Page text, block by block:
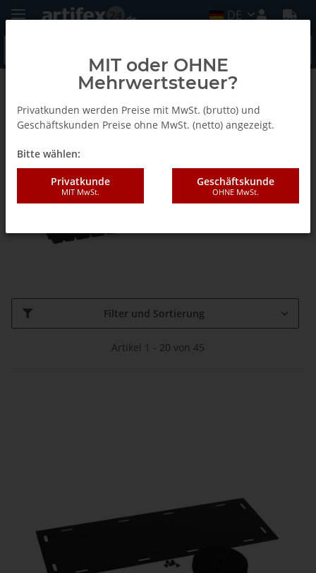
DE
Tanos - Systainer
Bodeneinlagen
Filter und Sortierung
Artikel 1 - 20 von 45
MIT oder OHNE
Mehrwertsteuer?
Privatkunden werden Preise mit MwSt. (brutto) und
Geschäftskunden Preise ohne MwSt. (netto) angezeigt.
Bitte wählen:
Privatkunde
MIT MwSt.
Geschäftskunde
OHNE MwSt.